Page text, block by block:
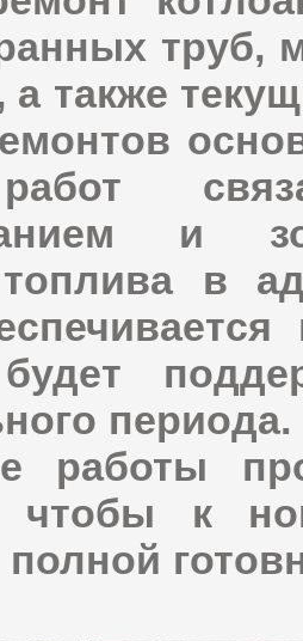
труб,
а также
и
топлива в
периода.
работы
чтобы к